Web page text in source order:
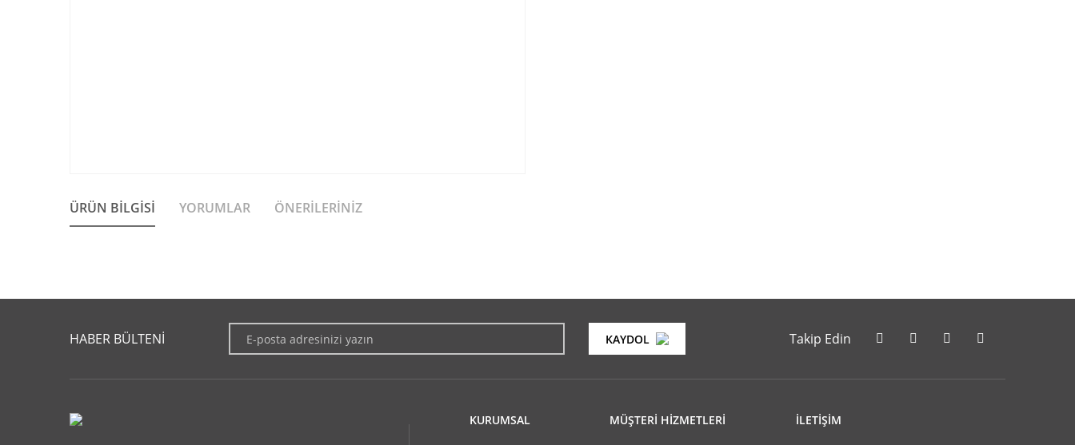
ÜRÜN BILGISI YORUMLAR ÖNERILERINIZ
Yorum Yaz
Görüş ve önerileriniz için teşekkür ederiz.
Ürün açıklamasında eksik bilgiler bulunuyor.
HABER BÜLTENİ KAYDOL Takip Edin
KURUMSAL MÜŞTERİ HİZMETLERİ İLETİŞİM